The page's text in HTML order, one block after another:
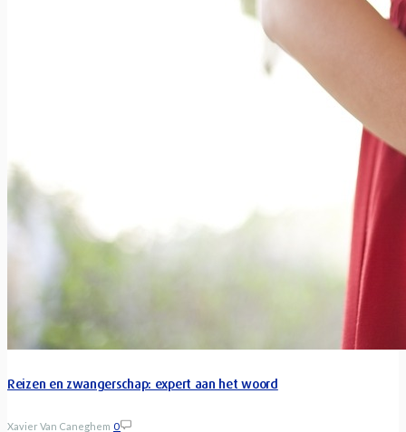
Reizen en zwangerschap: expert aan het woord
Xavier Van Caneghem 0